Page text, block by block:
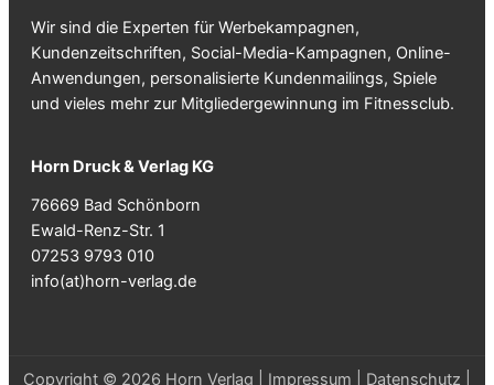
Wir sind die Experten für Werbekampagnen,
Kundenzeitschriften, Social-Media-Kampagnen, Online-
Anwendungen, personalisierte Kundenmailings, Spiele
und vieles mehr zur Mitgliedergewinnung im Fitnessclub.
Horn Druck & Verlag KG
76669 Bad Schönborn
Ewald-Renz-Str. 1
07253 9793 010
info(at)horn-verlag.de
Copyright © 2026 Horn Verlag | Impressum Datenschutz